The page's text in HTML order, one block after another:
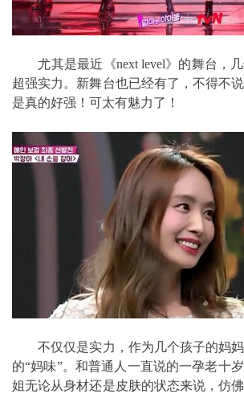
尤其是最近《next level》的舞台，几
超强实力。新舞台也已经有了，不得不
是真的好强！可太有魅力了！
不仅仅是实力，作为几个孩子的妈妈
的“妈味”。和普通人一直说的一孕老十
姐无论从身材还是皮肤的状态来说，仿